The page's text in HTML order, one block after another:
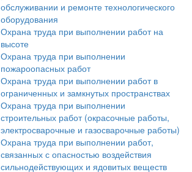
обслуживании и ремонте технологического
оборудования
Охрана труда при выполнении работ на
высоте
Охрана труда при выполнении
пожароопасных работ
Охрана труда при выполнении работ в
ограниченных и замкнутых пространствах
Охрана труда при выполнении
строительных работ (окрасочные работы,
электросварочные и газосварочные работы)
Охрана труда при выполнении работ,
связанных с опасностью воздействия
сильнодействующих и ядовитых веществ